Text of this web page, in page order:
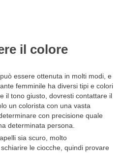
il colore
essere ottenuta in molti modi, e
femminile ha diversi tipi e colori
il tono giusto, dovresti contattare il
un colorista con una vasta
con precisione quale
determinata persona.
sia scuro, molto
le ciocche, quindi provare